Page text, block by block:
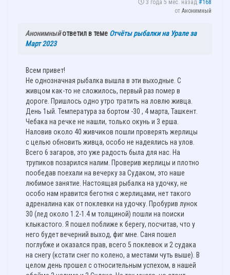
3 года 5 мес. назад #168
от Анонимный
Анонимныйответил в теме Отчёты рыбалки на Урале за
Март 2023
Всем привет!
Не однозначная рыбалка вышла в эти выходные. С
живцом как-то не сложилось, первый раз помер в
дороге. Пришлось одно утро тратить на ловлю живца.
День 1ый. Температура за бортом -30 , 4 марта, Ташкент.
Чебака на речке не нашли, только окунь и 3 ерша.
Наловив около 40 живчиков пошли проверять жерлицы
с целью обновить живца, особо не надеялись на улов.
Всего 6 загаров, это уже радость была для нас. На
трупиков позарился налим. Проверив жерлицы и плотно
пообедав поехали на вечерку за Судаком, это наше
любимое занятие. Настоящая рыбалка на удочку, не
особо нам нравится беготня с жерлицами, нет такого
адреналина как от поклевки на удочку. Пробурив лунок
30 (лед около 1.2-1.4 м толщиной) пошли на поиски
клыкастого. Я пошел поближе к берегу, посчитав, что у
него будет вечерний выход, фиг мне. Саня пошел
поглубже и оказался прав, всего 5 поклевок и 2 судака
на снегу (кстати снег по колено, а местами чуть выше). В
целом день прошел с относительным успехом, в нашей